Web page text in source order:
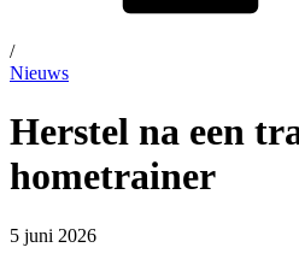
/
Nieuws
Herstel na een
hometrainer
5 juni 2026